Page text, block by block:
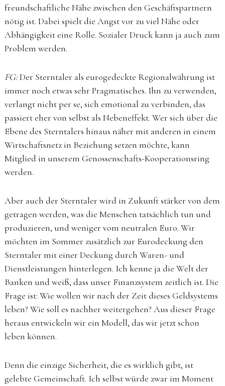
freundschaftliche Nähe zwischen den Geschäftspartnern
nötig ist. Dabei spielt die Angst vor zu viel Nähe oder
Abhängigkeit eine Rolle. Sozialer Druck kann ja auch zum
Problem werden.
FG:Der Sterntaler als eurogedeckte Regionalwährung ist
immer noch etwas sehr Pragmatisches. Ihn zu verwenden,
verlangt nicht per se, sich emotional zu verbinden, das
passiert eher von selbst als Nebeneffekt. Wer sich über die
Ebene des Sterntalers hinaus näher mit anderen in einem
Wirtschaftsnetz in Beziehung setzen möchte, kann
Mitglied in unserem Genossenschafts-Kooperationsring
werden.
Aber auch der Sterntaler wird in Zukunft stärker von dem
getragen werden, was die Menschen tatsächlich tun und
produzieren, und weniger vom neutralen Euro. Wir
möchten im Sommer zusätzlich zur Eurodeckung den
Sterntaler mit einer Deckung durch Waren- und
Dienstleistungen hinterlegen. Ich kenne ja die Welt der
Banken und weiß, dass unser Finanzsystem zeitlich ist. Die
Frage ist: Wie wollen wir nach der Zeit dieses Geldsystems
leben? Wie soll es nachher weitergehen? Aus dieser Frage
heraus entwickeln wir ein Modell, das wir jetzt schon
leben können.
Denn die einzige Sicherheit, die es wirklich gibt, ist
gelebte Gemeinschaft. Ich selbst würde zwar im Moment